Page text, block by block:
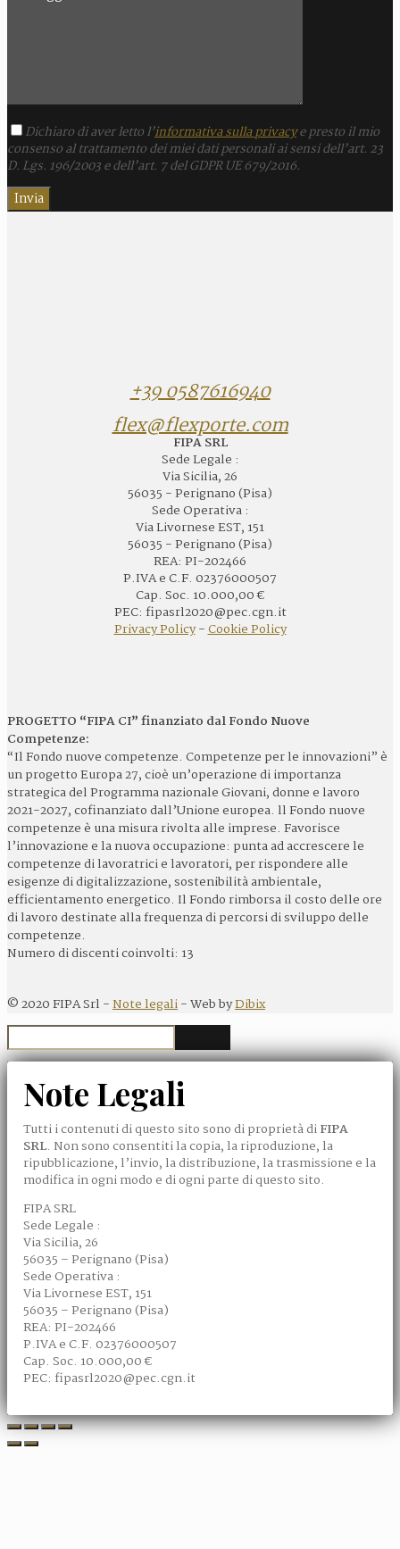
Dichiaro di aver letto l’informativa sulla privacye presto il mio
consenso al trattamento dei miei dati personali ai sensi dell’art. 23
D. Lgs. 196/2003 e dell’art. 7 del GDPR UE 679/2016.
+39 0587616940
flex@flexporte.com
FIPA SRL
Sede Legale :
Via Sicilia, 26
56035 - Perignano (Pisa)
Sede Operativa :
Via Livornese EST, 151
56035 - Perignano (Pisa)
REA: PI-202466
P.IVA e C.F. 02376000507
Cap. Soc. 10.000,00 €
PEC: fipasrl2020@pec.cgn.it
Privacy Policy-Cookie Policy
PROGETTO “FIPA CI” finanziato dal Fondo Nuove
Competenze:
“Il Fondo nuove competenze. Competenze per le innovazioni” è
un progetto Europa 27, cioè un’operazione di importanza
strategica del Programma nazionale Giovani, donne e lavoro
2021-2027, cofinanziato dall’Unione europea. ll Fondo nuove
competenze è una misura rivolta alle imprese. Favorisce
l’innovazione e la nuova occupazione: punta ad accrescere le
competenze di lavoratrici e lavoratori, per rispondere alle
esigenze di digitalizzazione, sostenibilità ambientale,
efficientamento energetico. Il Fondo rimborsa il costo delle ore
di lavoro destinate alla frequenza di percorsi di sviluppo delle
competenze.
Numero di discenti coinvolti: 13
©2020FIPA Srl -Note legali- Web byDibix
Note Legali
Tutti i contenuti di questo sito sono di proprietà diFIPA
SRL. Non sono consentiti la copia, la riproduzione, la
ripubblicazione, l’invio, la distribuzione, la trasmissione e la
modifica in ogni modo e di ogni parte di questo sito.
FIPA SRL
Sede Legale :
Via Sicilia, 26
56035 – Perignano (Pisa)
Sede Operativa :
Via Livornese EST, 151
56035 – Perignano (Pisa)
REA: PI-202466
P.IVA e C.F. 02376000507
Cap. Soc. 10.000,00 €
PEC: fipasrl2020@pec.cgn.it